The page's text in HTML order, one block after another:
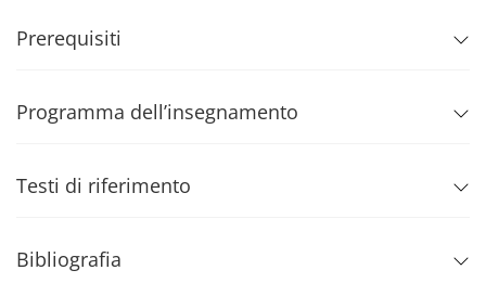
Prerequisiti
Programma dell’insegnamento
Testi di riferimento
Bibliografia